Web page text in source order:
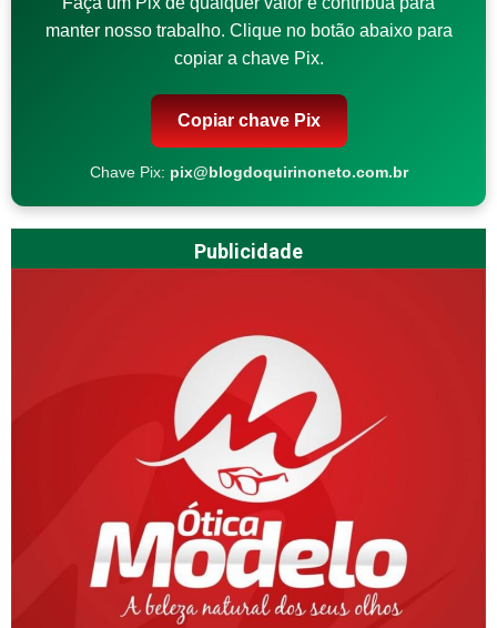
manter nosso trabalho. Clique no botão abaixo para
copiar a chave Pix.
Copiar chave Pix
Chave Pix: pix@blogdoquirinoneto.com.br
Publicidade